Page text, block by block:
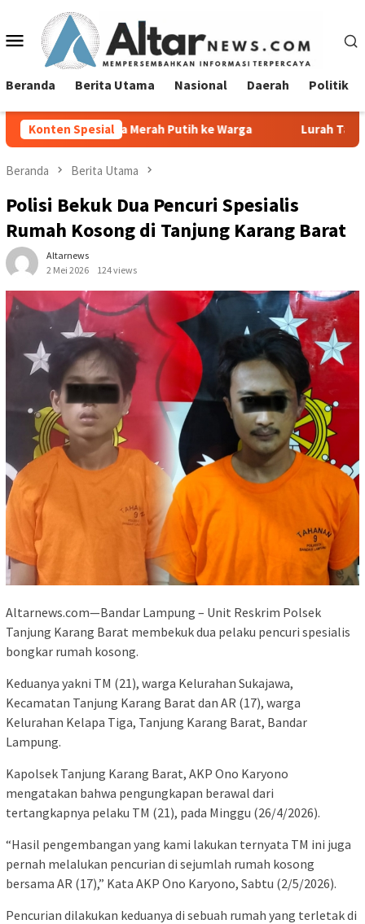
konten Menu
Mobile
Beranda Berita Utama Nasional Daerah Politik
Konten Spesial
Putih ke Warga Lurah Tanjung Agung Raya
Beranda Berita Utama
Polisi Bekuk Dua Pencuri Spesialis
Rumah Kosong di Tanjung Karang Barat
Altarnews
2 Mei 2026
124 views
Altarnews.com—Bandar Lampung – Unit Reskrim Polsek
Tanjung Karang Barat membekuk dua pelaku pencuri spesialis
bongkar rumah kosong.
Keduanya yakni TM (21), warga Kelurahan Sukajawa,
Kecamatan Tanjung Karang Barat dan AR (17), warga
Kelurahan Kelapa Tiga, Tanjung Karang Barat, Bandar
Lampung.
Kapolsek Tanjung Karang Barat, AKP Ono Karyono
mengatakan bahwa pengungkapan berawal dari
tertangkapnya pelaku TM (21), pada Minggu (26/4/2026).
“Hasil pengembangan yang kami lakukan ternyata TM ini juga
pernah melalukan pencurian di sejumlah rumah kosong
bersama AR (17),” Kata AKP Ono Karyono, Sabtu (2/5/2026).
Pencurian dilakukan keduanya di sebuah rumah yang terletak di